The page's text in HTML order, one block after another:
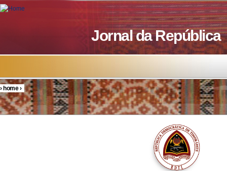
Skip to main content
Jornal da República
You are here
›home›